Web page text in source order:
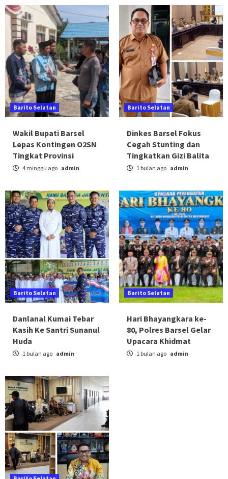
Barito Selatan
Wakil Bupati Barsel
Lepas Kontingen O2SN
Tingkat Provinsi
4 minggu ago admin
Barito Selatan
Dinkes Barsel Fokus
Cegah Stunting dan
Tingkatkan Gizi Balita
1 bulan ago admin
Barito Selatan
Danlanal Kumai Tebar
Kasih Ke Santri Sunanul
Huda
1 bulan ago admin
Barito Selatan
Hari Bhayangkara ke-
80, Polres Barsel Gelar
Upacara Khidmat
1 bulan ago admin